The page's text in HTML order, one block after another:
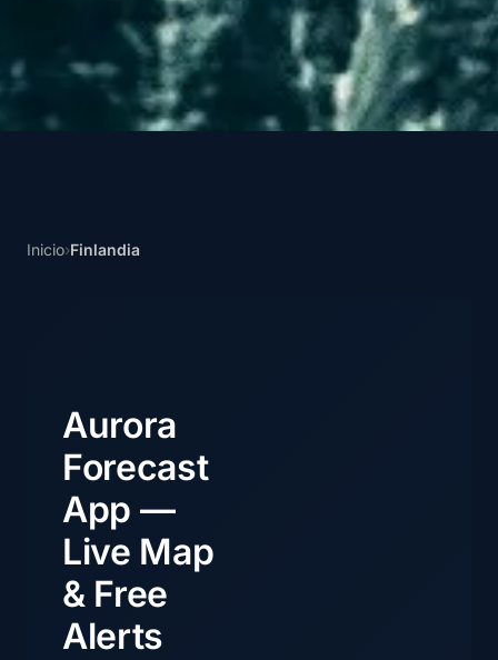
Inicio›Finlandia
Aurora
Forecast
App —
Live Map
& Free
Alerts